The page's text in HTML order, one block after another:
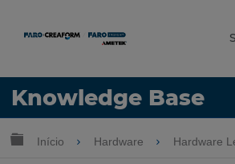
Knowledge Base
Idioma
Expandir/recolher hierarquia
Início Hardware Hardware